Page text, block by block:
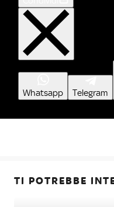
Whatsapp Telegram
TI POTREBBE